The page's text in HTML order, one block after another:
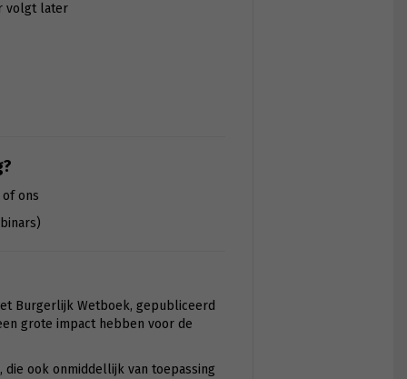
volgt later
ons
Burgerlijk Wetboek, gepubliceerd
grote impact hebben voor de
die ook onmiddellijk van toepassing